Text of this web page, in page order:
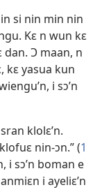
si nin min nin
Kɛ n wun kɛ
dan. Ɔ maan, n
kɛ yasua kun
i sɔ’n
klolɛ’n.
nin-ɔn.” (1
i sɔ’n boman e
i ayeliɛ’n